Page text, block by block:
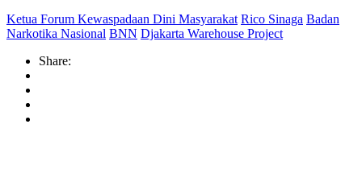
Ketua Forum Kewaspadaan Dini Masyarakat Rico Sinaga Badan
Narkotika Nasional BNN Djakarta Warehouse Project
Share: